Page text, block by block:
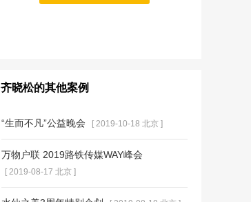
齐晓松的其他案例
“生而不凡”公益晚会 [ 2019-10-18 北京 ]
万物户联 2019路铁传媒WAY峰会
[ 2019-08-17 北京 ]